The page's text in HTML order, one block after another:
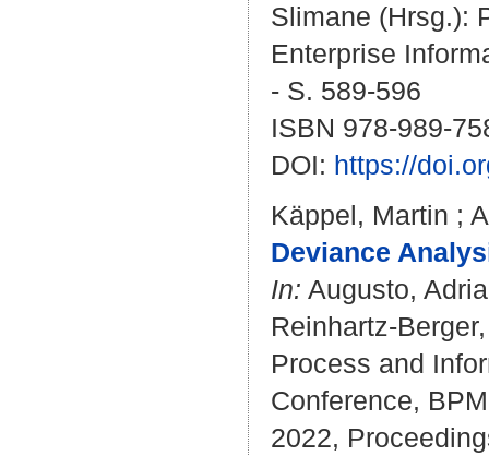
Slimane (Hrsg.):
Enterprise
- S. 589-596
ISBN 978-989-
DOI: https://
Käppel, Martin ;
Deviance
In: Augusto,
Reinhartz-
Process and
Conference,
2022,